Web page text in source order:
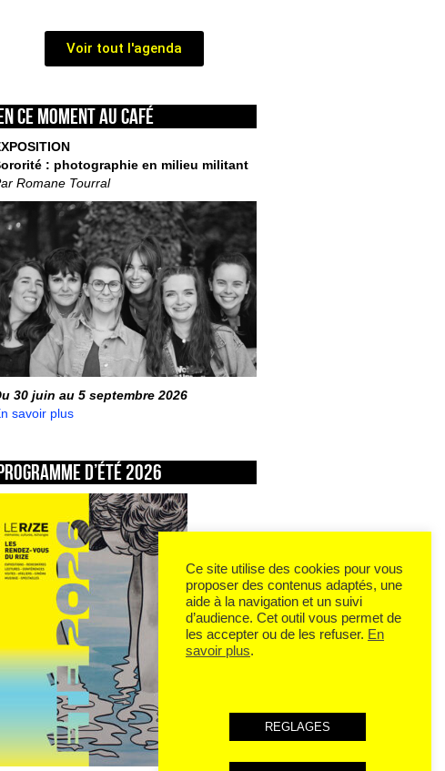
Voir tout l'agenda
ce moment au café
: photographie en milieu militant
Romane Tourral
30 juin au 5 septembre 2026
savoir plus
d’été 2026
Ce site utilise des cookies pour vous
proposer des contenus adaptés, une
aide à la navigation et un suivi
d’audience. Cet outil vous permet de
les accepter ou de les refuser. En
savoir plus.
REGLAGES